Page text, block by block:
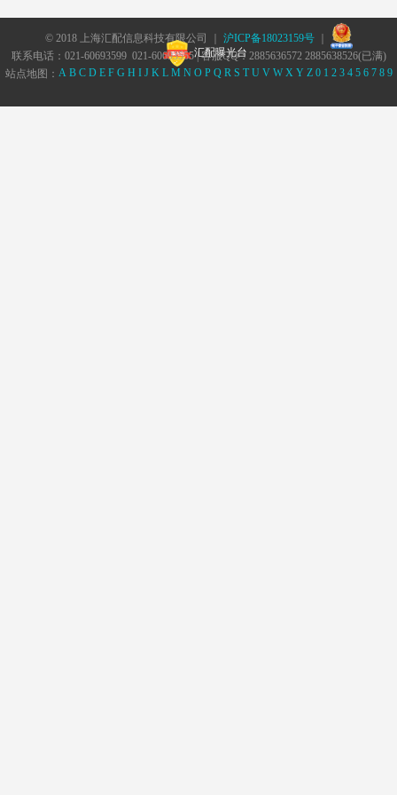
© 2018 上海汇配信息科技有限公司 ｜ 沪ICP备18023159号｜
汇配曝光台
联系电话：021-60693599 021-60693555 | 客服QQ：2885636572 2885638526(已满)
站点地图： A B C D E F G H I J K L M N O P Q R S T U V W X Y Z 0 1 2 3 4 5 6 7 8 9